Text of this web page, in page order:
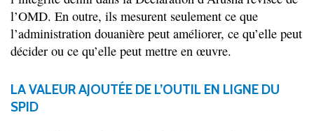
l’OMD. En outre, ils mesurent seulement ce que
l’administration douanière peut améliorer, ce qu’elle peut
décider ou ce qu’elle peut mettre en œuvre.
LA VALEUR AJOUTÉE DE L’OUTIL EN LIGNE DU
SPID